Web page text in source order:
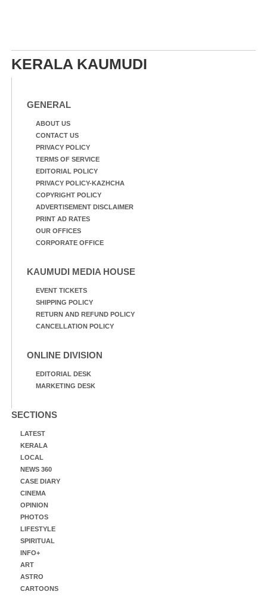
KERALA KAUMUDI
GENERAL
ABOUT US
CONTACT US
PRIVACY POLICY
TERMS OF SERVICE
EDITORIAL POLICY
PRIVACY POLICY-KAZHCHA
COPYRIGHT POLICY
ADVERTISEMENT DISCLAIMER
PRINT AD RATES
OUR OFFICES
CORPORATE OFFICE
KAUMUDI MEDIA HOUSE
EVENT TICKETS
SHIPPING POLICY
RETURN AND REFUND POLICY
CANCELLATION POLICY
ONLINE DIVISION
EDITORIAL DESK
MARKETING DESK
SECTIONS
LATEST
KERALA
LOCAL
NEWS 360
CASE DIARY
CINEMA
OPINION
PHOTOS
LIFESTYLE
SPIRITUAL
INFO+
ART
ASTRO
CARTOONS